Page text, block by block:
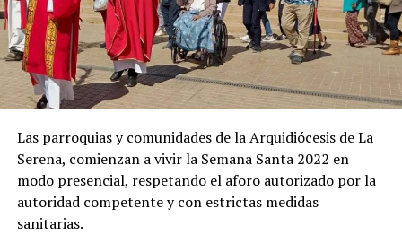
Las parroquias y comunidades de la Arquidiócesis de La
Serena, comienzan a vivir la Semana Santa 2022 en
modo presencial, respetando el aforo autorizado por la
autoridad competente y con estrictas medidas
sanitarias.